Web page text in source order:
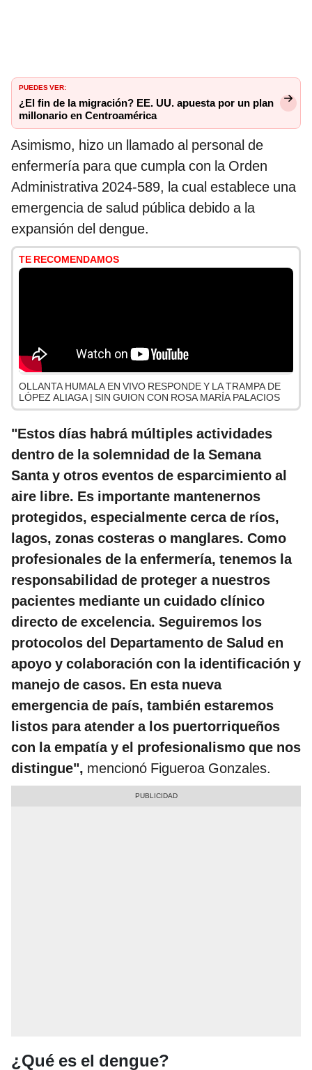
PUEDES VER:
¿El fin de la migración? EE. UU. apuesta por un plan
millonario en Centroamérica
Asimismo, hizo un llamado al personal de
enfermería para que cumpla con la Orden
Administrativa 2024-589, la cual establece una
emergencia de salud pública debido a la
expansión del dengue.
TE RECOMENDAMOS
OLLANTA HUMALA EN VIVO RESPONDE Y LA TRAMPA DE
LÓPEZ ALIAGA | SIN GUION CON ROSA MARÍA PALACIOS
"Estos días habrá múltiples actividades
dentro de la solemnidad de la Semana
Santa y otros eventos de esparcimiento al
aire libre. Es importante mantenernos
protegidos, especialmente cerca de ríos,
lagos, zonas costeras o manglares. Como
profesionales de la enfermería, tenemos la
responsabilidad de proteger a nuestros
pacientes mediante un cuidado clínico
directo de excelencia. Seguiremos los
protocolos del Departamento de Salud en
apoyo y colaboración con la identificación y
manejo de casos. En esta nueva
emergencia de país, también estaremos
listos para atender a los puertorriqueños
con la empatía y el profesionalismo que nos
distingue", mencionó Figueroa Gonzales.
¿Qué es el dengue?